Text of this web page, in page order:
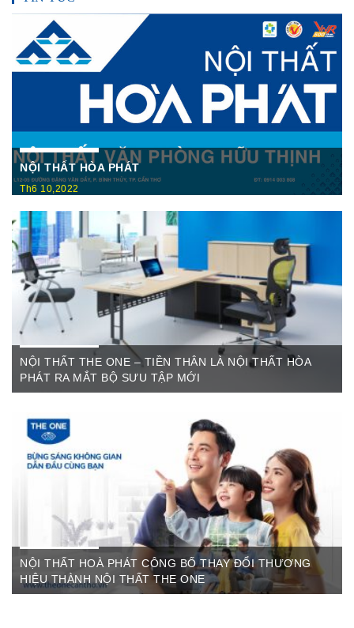
NỘI THẤT HÒA PHÁT
Th6 10,2022
Nội Thất Hòa Phátt Cần Thơ Là nơi trưng bày và cung cấp
các sản phẩm như: Bàn văn phòng, ghế xoay văn phòng, tủ hồ
sơ, két sắt,…Của cty CP Nội Thất Hòa Phát( Nội thất The
One) có địa ...
NỘI THẤT THE ONE – TIỀN THÂN LÀ NỘI THẤT HÒA
PHÁT RA MẮT BỘ SƯU TẬP MỚI
The One Cần Thơ Thông báo về việc thay đổi thương hiệu Nội
Thất Hòa Phát Ngày ...
NỘI THẤT HOÀ PHÁT CÔNG BỐ THAY ĐỔI THƯƠNG
HIỆU THÀNH NỘI THẤT THE ONE